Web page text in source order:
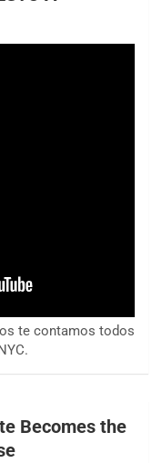
te contamos todos
Becomes the